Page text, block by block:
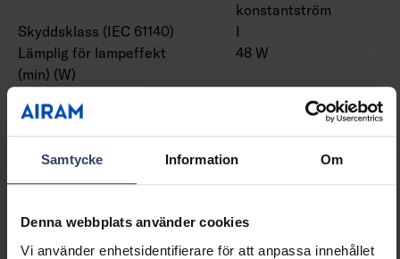
Samtycke Information Om
Denna webbplats använder cookies
Vi använder enhetsidentifierare för att anpassa innehållet
konstantström
Skyddsklass (IEC 61140)
I
Lämplig för lampeffekt
(min) (W)
48 W
(max) (W)
Max. systemeffekt (W)
48 W
Ljusutbyte (lm/W)
175 lm/W
Effektfaktor